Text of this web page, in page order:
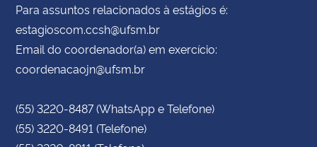
Para assuntos relacionados à estágios é:
estagioscom.ccsh@ufsm.br
Email do coordenador(a) em exercício:
coordenacaojn@ufsm.br
(55) 3220-8487 (WhatsApp e Telefone)
(55) 3220-8491 (Telefone)